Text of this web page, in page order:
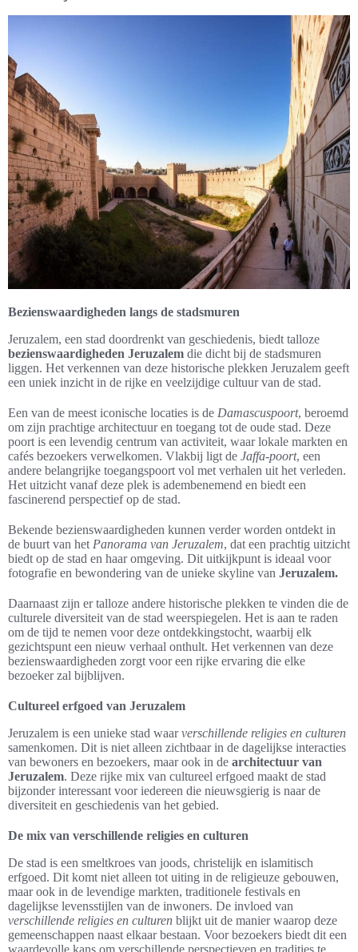
Bezienswaardigheden langs de stadsmuren
Jeruzalem, een stad doordrenkt van geschiedenis, biedt talloze
bezienswaardigheden Jeruzalem die dicht bij de stadsmuren
liggen. Het verkennen van deze historische plekken Jeruzalem geeft
een uniek inzicht in de rijke en veelzijdige cultuur van de stad.
Een van de meest iconische locaties is de Damascuspoort, beroemd
om zijn prachtige architectuur en toegang tot de oude stad. Deze
poort is een levendig centrum van activiteit, waar lokale markten en
cafés bezoekers verwelkomen. Vlakbij ligt de Jaffa-poort, een
andere belangrijke toegangspoort vol met verhalen uit het verleden.
Het uitzicht vanaf deze plek is adembenemend en biedt een
fascinerend perspectief op de stad.
Bekende bezienswaardigheden kunnen verder worden ontdekt in
de buurt van het Panorama van Jeruzalem, dat een prachtig uitzicht
biedt op de stad en haar omgeving. Dit uitkijkpunt is ideaal voor
fotografie en bewondering van de unieke skyline van Jeruzalem.
Daarnaast zijn er talloze andere historische plekken te vinden die de
culturele diversiteit van de stad weerspiegelen. Het is aan te raden
om de tijd te nemen voor deze ontdekkingstocht, waarbij elk
gezichtspunt een nieuw verhaal onthult. Het verkennen van deze
bezienswaardigheden zorgt voor een rijke ervaring die elke
bezoeker zal bijblijven.
Cultureel erfgoed van Jeruzalem
Jeruzalem is een unieke stad waarverschillende religies en culturen
samenkomen. Dit is niet alleen zichtbaar in de dagelijkse interacties
van bewoners en bezoekers, maar ook in de architectuur van
Jeruzalem. Deze rijke mix van cultureel erfgoed maakt de stad
bijzonder interessant voor iedereen die nieuwsgierig is naar de
diversiteit en geschiedenis van het gebied.
De mix van verschillende religies en culturen
De stad is een smeltkroes van joods, christelijk en islamitisch
erfgoed. Dit komt niet alleen tot uiting in de religieuze gebouwen,
maar ook in de levendige markten, traditionele festivals en
dagelijkse levensstijlen van de inwoners. De invloed van
verschillende religies en culturen blijkt uit de manier waarop deze
gemeenschappen naast elkaar bestaan. Voor bezoekers biedt dit een